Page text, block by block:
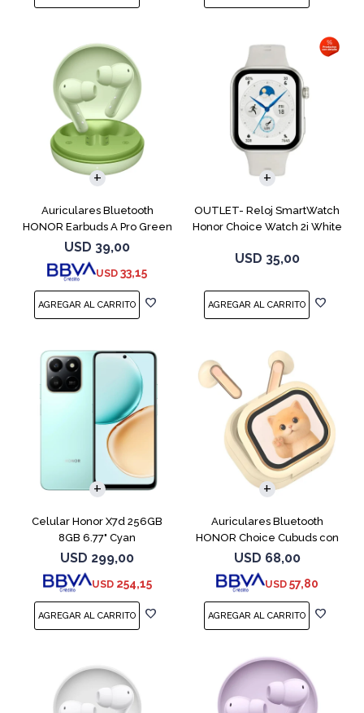
Auriculares Bluetooth
HONOR Earbuds A Pro Green
USD 39,00
USD 33,15
OUTLET- Reloj SmartWatch
Honor Choice Watch 2i White
USD 35,00
Celular Honor X7d 256GB
8GB 6.77" Cyan
USD 299,00
USD 254,15
COMPARAR
Auriculares Bluetooth
HONOR Choice Cubuds con
Pantalla Beige
USD 68,00
USD 57,80